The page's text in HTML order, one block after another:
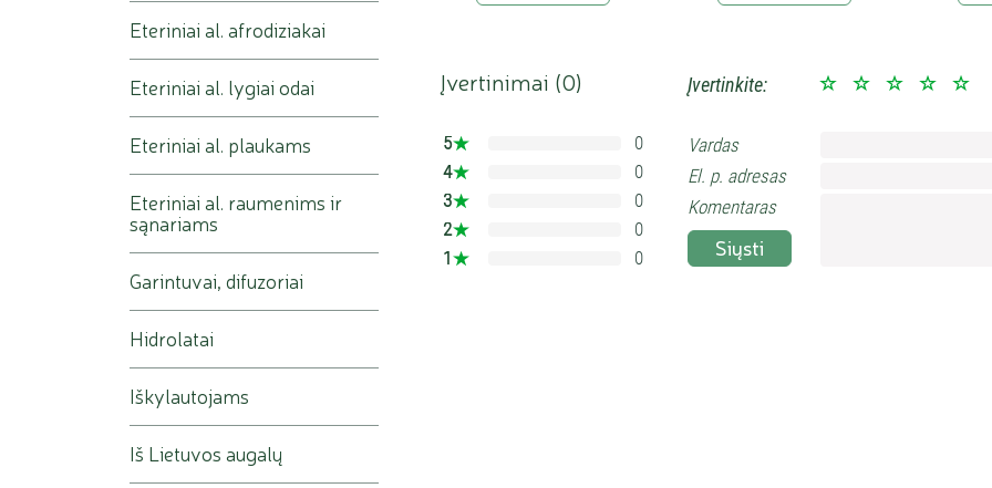
Įvertinimai (0)
5
4
3
2
1
0
0
0
0
0
Įvertinkite:
Vardas
El. p. adresas
Komentaras
Siųsti
Eteriniai al. afrodiziakai
Eteriniai al. lygiai odai
Eteriniai al. plaukams
Eteriniai al. raumenims ir
sąnariams
Garintuvai, difuzoriai
Hidrolatai
Iškylautojams
Iš Lietuvos augalų